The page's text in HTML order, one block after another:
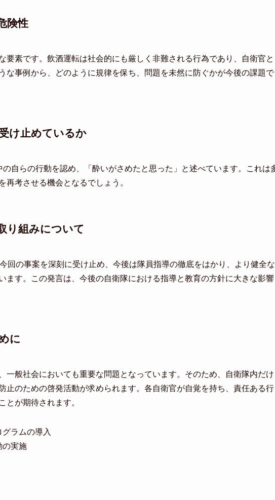
険性
要素です。飲酒運転は社会的にも厳しく非難される行為であり、自衛官と
な事例から、どのように規律を保ち、問題を未然に防ぐかが今後の課題で
け止めているか
自らの行動を認め、「酔いがさめたと思った」と述べています。これは
再考させる機会となるでしょう。
り組みについて
回の事案を深刻に受け止め、今後は隊員指導の徹底をはかり、より健全な
ます。この発言は、今後の自衛隊における指導と教育の方針に大きな影響
に
一般社会においても重要な問題となっています。そのため、自衛隊内だけ
止のための啓発活動が求められます。各自衛官が自覚を持ち、責任ある行
とが期待されます。
ラムの導入
の実施